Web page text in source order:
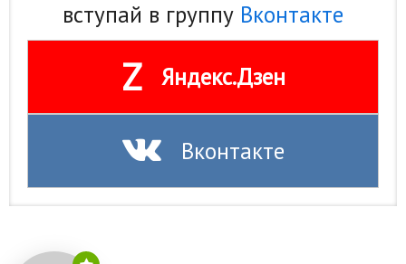
вступай в группу Вконтакте
Z Яндекс.Дзен
Вконтакте